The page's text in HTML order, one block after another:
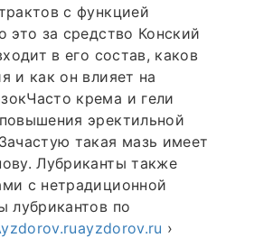
с функцией
это за средство Конский
в его состав, каков
и как он влияет на
крема и гели
эректильной
такая мазь имеет
Лубриканты также
с нетрадиционной
лубрикантов по
›